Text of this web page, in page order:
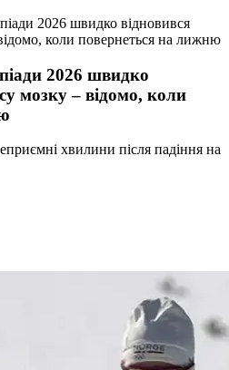
2026 швидко відновився
коли повернеться на лижню
2026 швидко
мозку – відомо, коли
хвилини після падіння на